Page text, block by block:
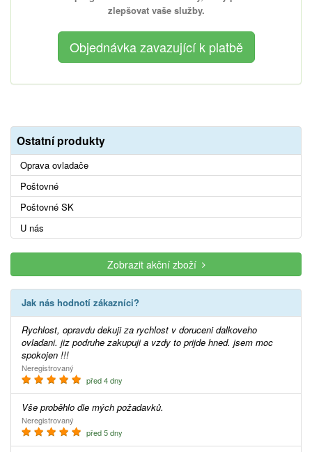
zlepšovat vaše služby.
Ostatní produkty
Oprava ovladače
Poštovné
Poštovné SK
U nás
Zobrazit akční zboží
Jak nás hodnotí zákazníci?
Rychlost, opravdu dekuji za rychlost v doruceni dalkoveho
ovladani. jiz podruhe zakupuji a vzdy to prijde hned. jsem moc
spokojen !!!
Neregistrovaný
před 4 dny
Vše proběhlo dle mých požadavků.
Neregistrovaný
před 5 dny